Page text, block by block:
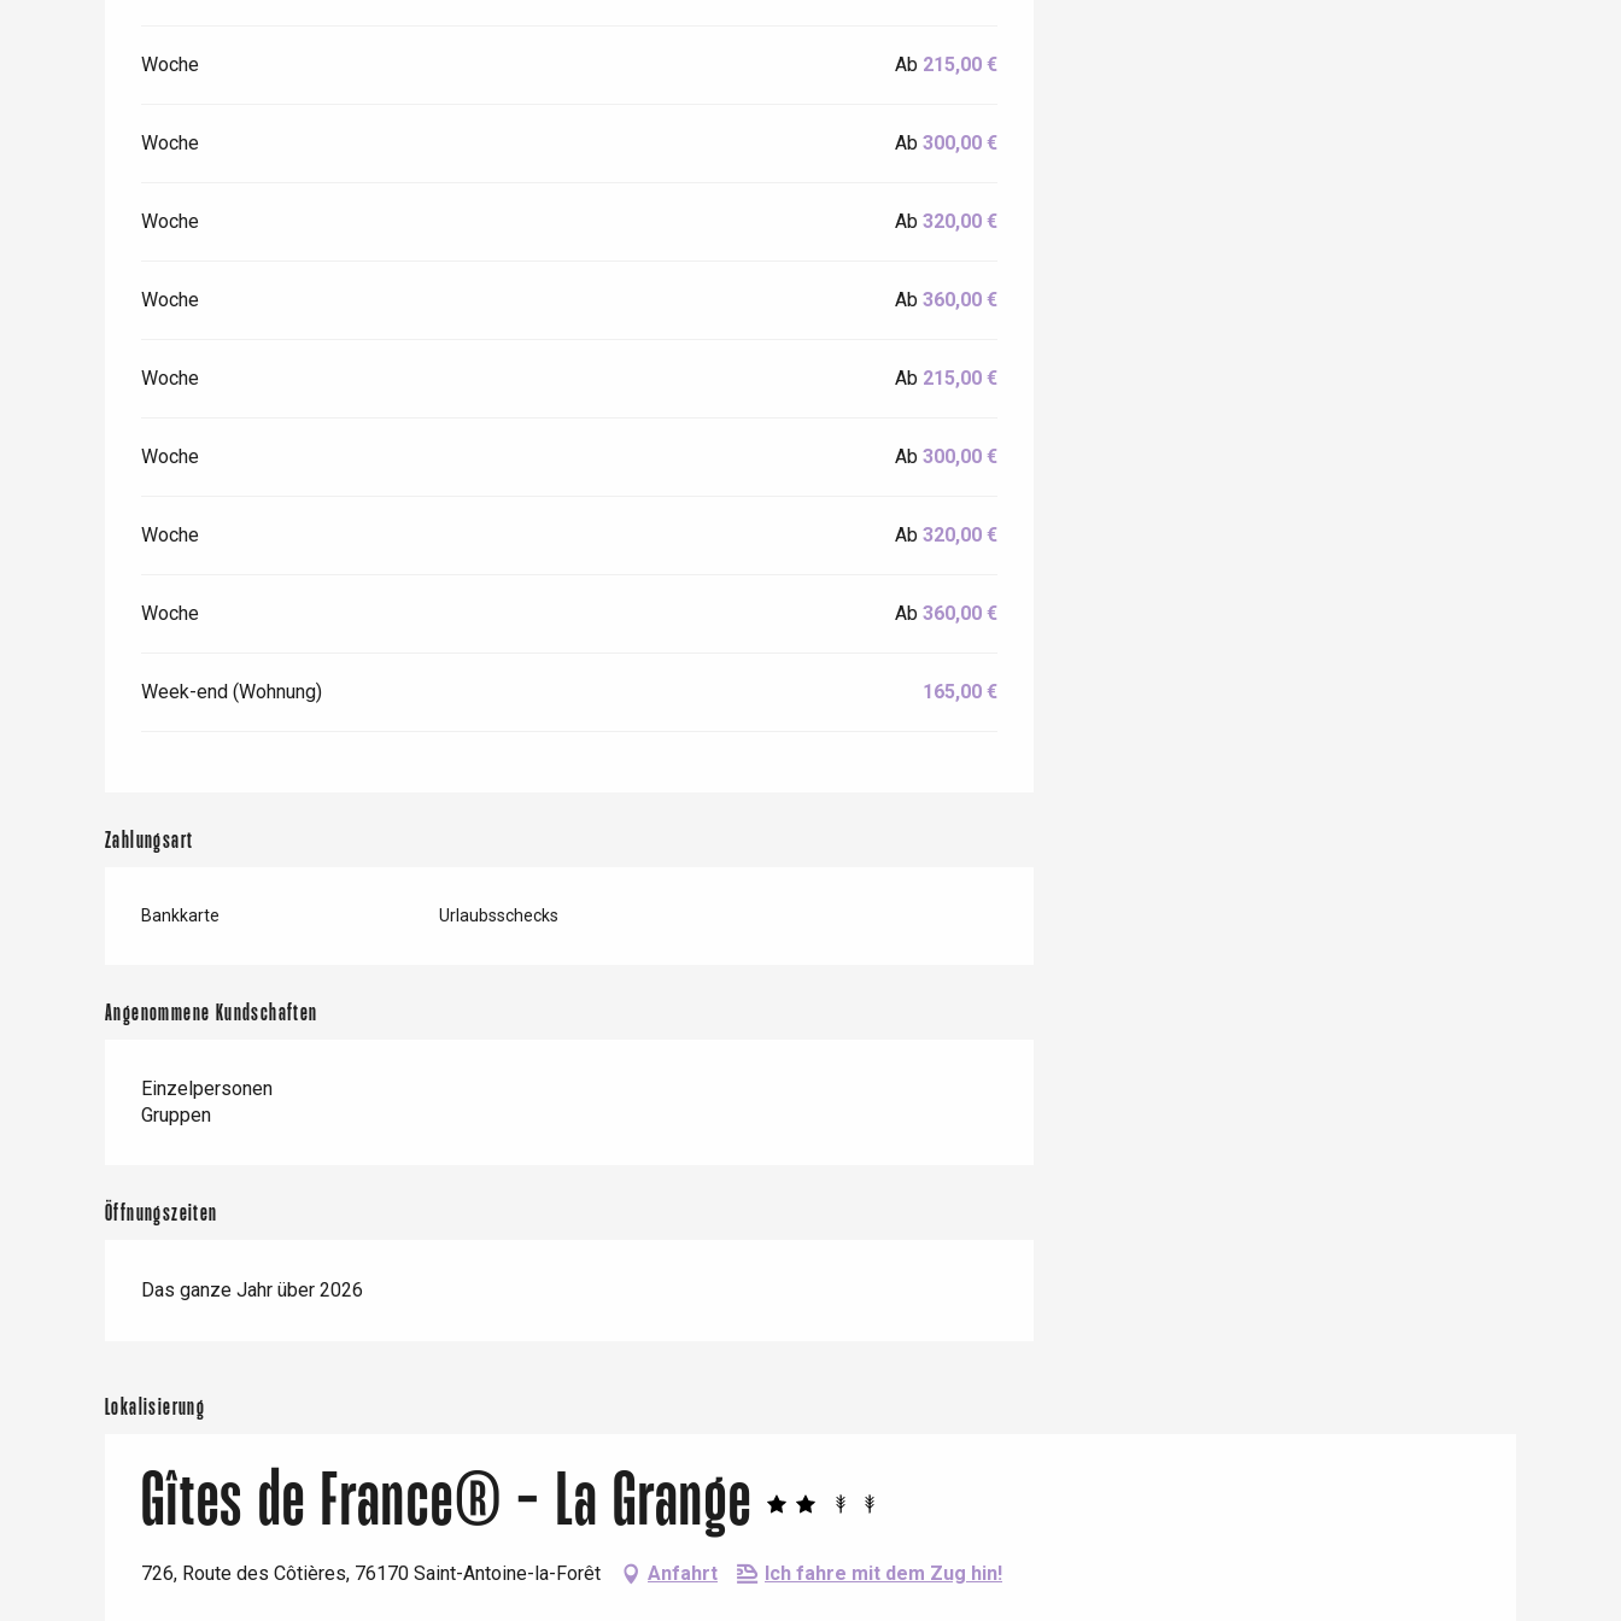
Woche Ab 215,00 €
Woche Ab300,00 €
Woche Ab320,00 €
Woche Ab360,00 €
Woche Ab 215,00 €
Woche Ab300,00 €
Woche Ab320,00 €
Woche Ab360,00 €
Week-end (Wohnung) 165,00 €
Zahlungsart
Bankkarte Urlaubsschecks
Angenommene Kundschaften
Einzelpersonen
Gruppen
Öffnungszeiten
Das ganze Jahr über 2026
Lokalisierung
Gîtes de France® - La Grange
726, Route des Côtières, 76170 Saint-Antoine-la-Forêt Anfahrt Ich fahre mit dem Zug hin!